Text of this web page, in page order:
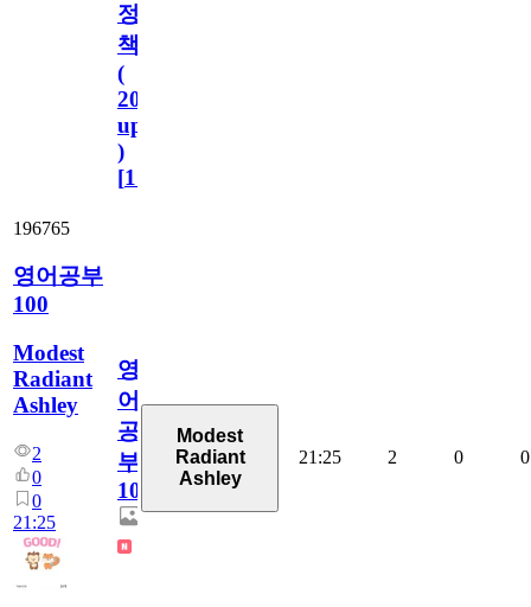
정
책
(
2023.11.1
update
)
[110
196765
영어공부
100
Modest
Radiant
Ashley
2
0
0
21:25
영
어
공
부
100
Modest
Radiant
Ashley
21:25 2 0 0